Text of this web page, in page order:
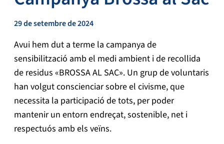
29 de setembre de 2024
Avui hem dut a terme la campanya de
sensibilització amb el medi ambient i de recollida
de residus «BROSSA AL SAC». Un grup de voluntaris
han volgut conscienciar sobre el civisme, que
necessita la participació de tots, per poder
mantenir un entorn endreçat, sostenible, net i
respectuós amb els veïns.